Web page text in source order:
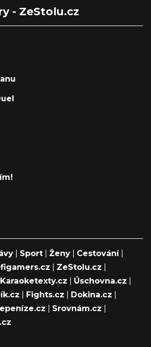
- ZeStolu.cz
Sport Ženy Cestování|
ZeStolu.cz
Karaoketexty.cz Úschovna.cz
Fights.cz Dokina.cz
Srovnám.cz